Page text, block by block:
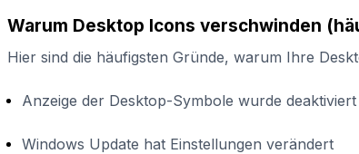
Warum Desktop Icons verschwinden
Hier sind die häufigsten Gründe, warum Ihre
Anzeige der Desktop-Symbole wurde deaktiviert
Windows Update hat Einstellungen verändert